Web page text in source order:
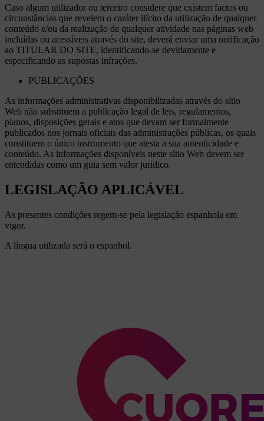
Caso algum utilizador ou terceiro considere que existem factos ou
circunstâncias que revelem o caráter ilícito da utilização de qualquer
conteúdo e/ou da realização de qualquer atividade nas páginas web
incluídas ou acessíveis através do site, deverá enviar uma notificação
ao TITULAR DO SITE, identificando-se devidamente e
especificando as supostas infrações.
PUBLICAÇÕES
As informações administrativas disponibilizadas através do sítio
Web não substituem a publicação legal de leis, regulamentos,
planos, disposições gerais e atos que devam ser formalmente
publicados nos jornais oficiais das administrações públicas, os quais
constituem o único instrumento que atesta a sua autenticidade e
conteúdo. As informações disponíveis neste sítio Web devem ser
entendidas como um guia sem valor jurídico.
LEGISLAÇÃO APLICÁVEL
As presentes condições regem-se pela legislação espanhola em
vigor.
A língua utilizada será o espanhol.